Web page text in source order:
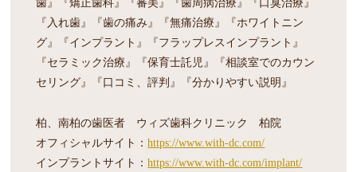
歯』『矯正歯科』『審美』『歯周病治療』『口臭治療』
『入れ歯』『歯の痛み』『無痛治療』『ホワイトニン
グ』『インプラント』『フラップレスインプラント』
『セラミック治療』『保育士託児』『相談室でのカウン
セリング』『口コミ、評判』『分かりやすい説明』
柏、南柏の歯医者 ウィズ歯科クリニック 柏院
オフィシャルサイト：https://www.with-dc.com/
インプラントサイト：https://www.with-dc.com/implant/